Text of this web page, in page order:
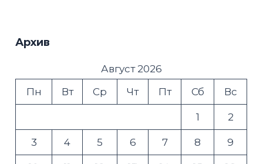
Архив
Август 2026
Пн
Вт Ср Чт Пт Сб Вс
1 2
3 4 5 6 7 8 9